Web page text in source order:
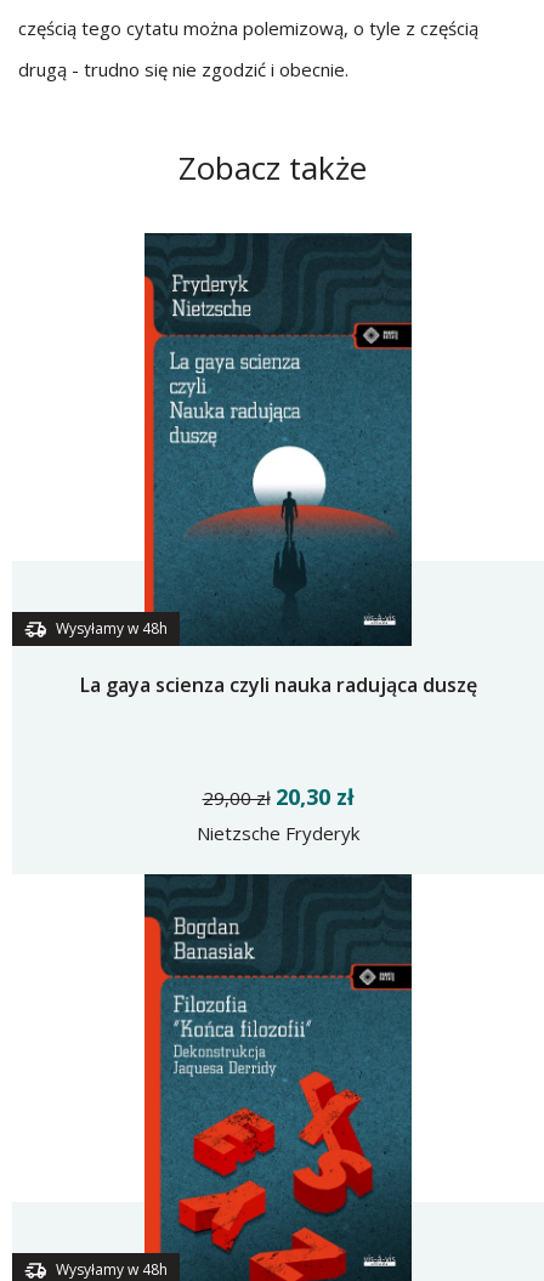
częścią tego cytatu można polemizową, o tyle z częścią
drugą - trudno się nie zgodzić i obecnie.
Zobacz także
Wysyłamy w 48h
La gaya scienza czyli nauka radująca duszę
29,00 zł 20,30 zł
Nietzsche Fryderyk
Wysyłamy w 48h